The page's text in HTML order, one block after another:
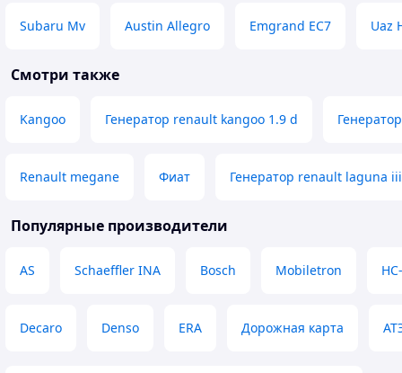
Subaru Mv Austin Allegro Emgrand EC7 Uaz
Смотри также
Kangoo Генератор renault kangoo 1.9 d
Renault megane Фиат Генератор renault laguna iii
Популярные производители
AS Schaeffler INA Bosch Mobiletron
Decaro Denso ERA Дорожная карта